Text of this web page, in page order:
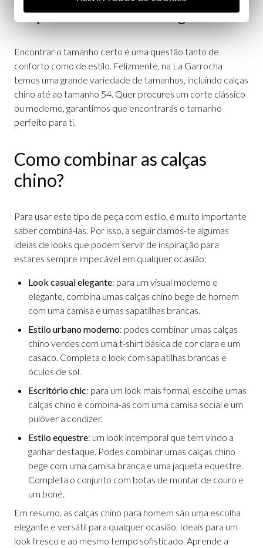
Calças chino de tamanhos grandes
Encontrar o tamanho certo é uma questão tanto de
conforto como de estilo. Felizmente, na La Garrocha
temos uma grande variedade de tamanhos, incluindo calças
chino até ao tamanho 54. Quer procures um corte clássico
ou moderno, garantimos que encontrarás o tamanho
perfeito para ti.
Como combinar as calças
chino?
Para usar este tipo de peça com estilo, é muito importante
saber combiná-las. Por isso, a seguir damos-te algumas
ideias de looks que podem servir de inspiração para
estares sempre impecável em qualquer ocasião:
Look casual elegante: para um visual moderno e
elegante, combina umas calças chino bege de homem
com uma camisa e umas sapatilhas brancas.
Estilo urbano moderno: podes combinar umas calças
chino verdes com uma t-shirt básica de cor clara e um
casaco. Completa o look com sapatilhas brancas e
óculos de sol.
Escritório chic: para um look mais formal, escolhe umas
calças chino e combina-as com uma camisa social e um
pulôver a condizer.
Estilo equestre: um look intemporal que tem vindo a
ganhar destaque. Podes combinar umas calças chino
bege com uma camisa branca e uma jaqueta equestre.
Completa o conjunto com botas de montar de couro e
um boné.
Em resumo, as calças chino para homem são uma escolha
elegante e versátil para qualquer ocasião. Ideais para um
look fresco e ao mesmo tempo sofisticado. Aprende a